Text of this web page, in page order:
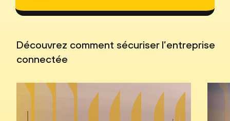
Découvrez comment sécuriser l’entreprise
connectée